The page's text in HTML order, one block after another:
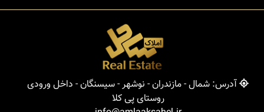
آدرس: شمال - مازندران - نوشهر - سیسنگان - داخل ورودی
روستای پی کلا